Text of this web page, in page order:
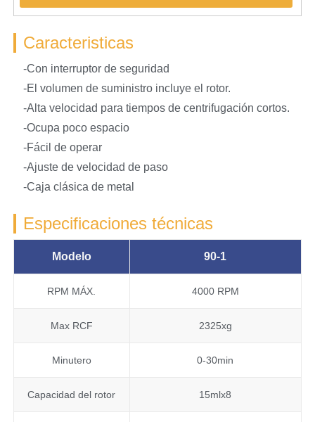
Caracteristicas
-Con interruptor de seguridad
-El volumen de suministro incluye el rotor.
-Alta velocidad para tiempos de centrifugación cortos.
-Ocupa poco espacio
-Fácil de operar
-Ajuste de velocidad de paso
-Caja clásica de metal
Especificaciones técnicas
Modelo 90-1
RPM MÁX. 4000 RPM
Max RCF 2325xg
Minutero 0-30min
Capacidad del rotor 15mlx8